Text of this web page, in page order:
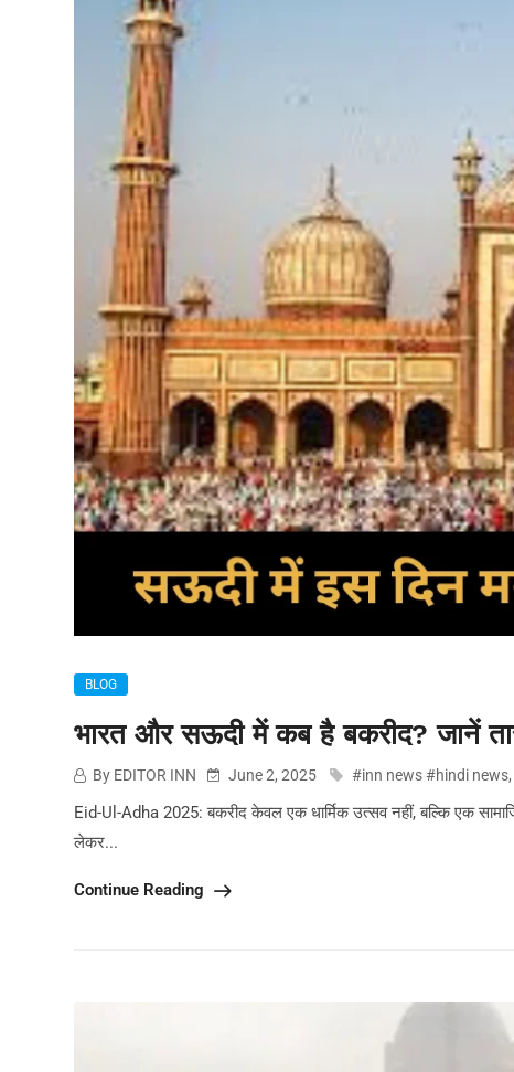
BLOG
भारत और सऊदी में कब है बकरीद? जानें
By EDITOR INN June 2, 2025 #inn news #hindi news,
Eid-Ul-Adha 2025: बकरीद केवल एक धार्मिक उत्सव नहीं, बल्कि एक
लेकर...
Continue Reading